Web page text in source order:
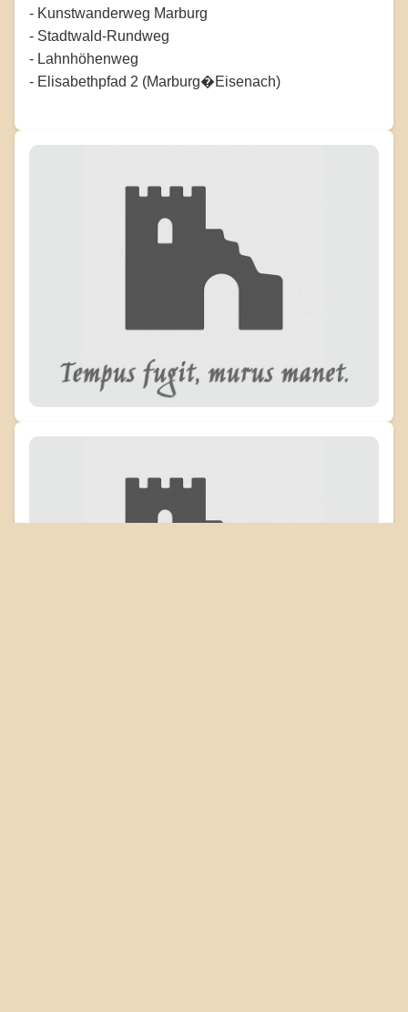
- Kunstwanderweg Marburg
- Stadtwald-Rundweg
- Lahnhöhenweg
- Elisabethpfad 2 (Marburg�Eisenach)